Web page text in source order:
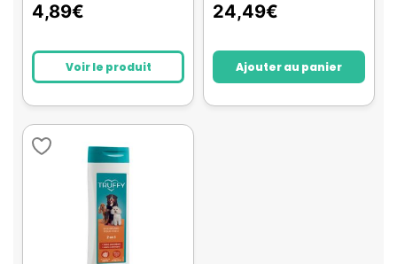
4,89€
Voir le produit
24,49€
Ajouter au panier